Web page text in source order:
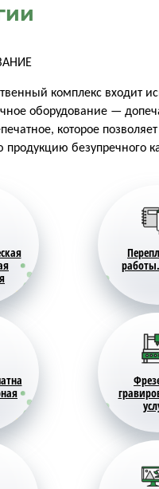
комплекс входит
оборудование —
которое
продукцию безупречного